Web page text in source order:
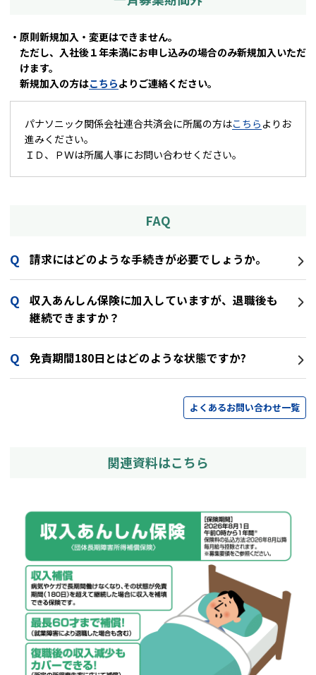
・原則新規加入・変更はできません。
ただし、入社後１年未満にお申し込みの場合のみ新規加入いただ
けます。
新規加入の方はこちらよりご連絡ください。
パナソニック関係会社連合共済会に所属の方はこちら よりお
進みください。
ＩＤ、ＰＷは所属人事にお問い合わせください。
FAQ
請求にはどのような手続きが必要でしょうか。
収入あんしん保険に加入していますが、退職後も
継続できますか？
免責期間180日とはどのような状態ですか?
よくあるお問い合わせ一覧
関連資料はこちら